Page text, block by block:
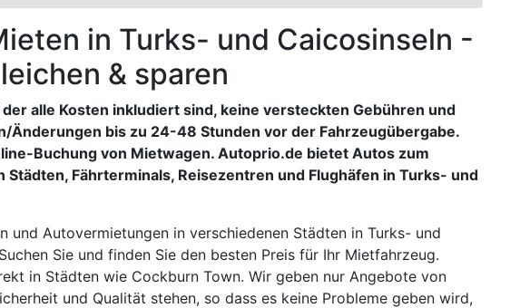
in Turks- und Caicosinseln -
& sparen
alle Kosten inkludiert sind, keine versteckten Gebühren und
Änderungen bis zu 24-48 Stunden vor der Fahrzeugübergabe.
Buchung von Mietwagen. Autoprio.de bietet Autos zum
Städten, Fährterminals, Reisezentren und Flughäfen in Turks- und
und Autovermietungen in verschiedenen Städten in Turks- und
Sie und finden Sie den besten Preis für Ihr Mietfahrzeug.
in Städten wie Cockburn Town. Wir geben nur Angebote von
und Qualität stehen, so dass es keine Probleme geben wird,